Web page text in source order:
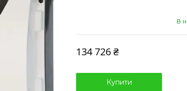
В
134 726 ₴
Купити